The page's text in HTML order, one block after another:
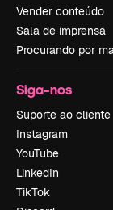
Vender conteúdo
Sala de imprensa
Procurando por
Siga-nos
Suporte ao cliente
Instagram
YouTube
LinkedIn
TikTok